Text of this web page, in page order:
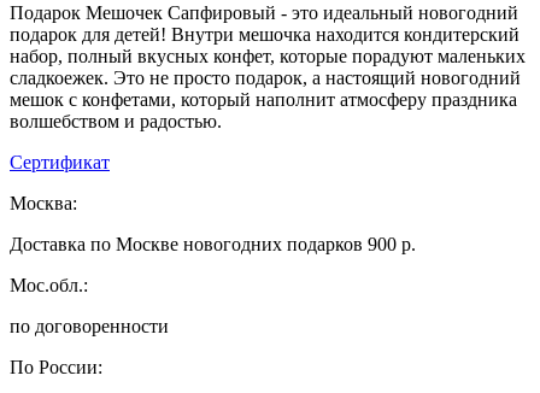
Подарок Мешочек Сапфировый - это идеальный новогодний
подарок для детей! Внутри мешочка находится кондитерский
набор, полный вкусных конфет, которые порадуют маленьких
сладкоежек. Это не просто подарок, а настоящий новогодний
мешок с конфетами, который наполнит атмосферу праздника
волшебством и радостью.
Сертификат
Москва:
Доставка по Москве новогодних подарков 900 р.
Мос.обл.:
по договоренности
По России: